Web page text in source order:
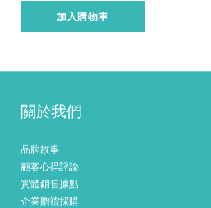
加入購物車
關於我們
品牌故事
顧客心得評論
實體銷售據點
企業贈禮採購